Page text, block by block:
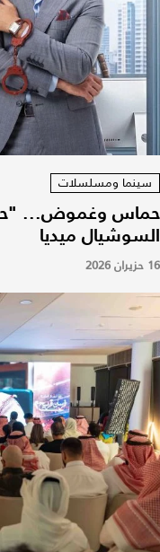
سينما ومسلسلات
حماس وغموض... "حب
السوشيال ميديا
16 حزيران 2026